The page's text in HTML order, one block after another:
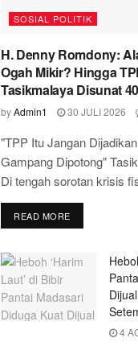
SOSIAL POLITIK
H. Denny Romdony:
Ogah Mikir? Hingga
Tasikmalaya Disunat
byAdmin1 30 JULI 2026
"TPP Itu Jangan
Gampang Dipotong"
Di tengah sorotan krisis
READ MORE
4